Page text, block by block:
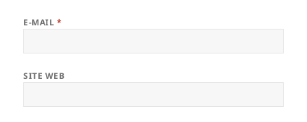
E-MAIL *
SITE WEB